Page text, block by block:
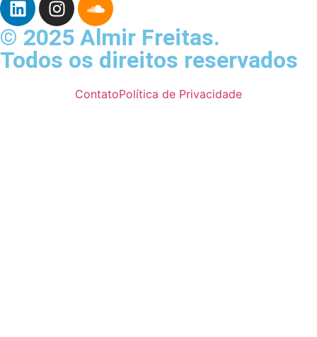
© 2025 Almir Freitas.
Todos os direitos reservados
ContatoPolítica de Privacidade